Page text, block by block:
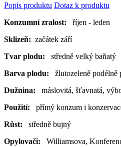
Popis produktu Dotaz k produktu
Konzumní zralost: říjen - leden
Sklizeň: začátek září
Tvar plodu: středně velký baňatý
Barva plodu: žlutozeleně podélně
Dužnina: máslovitá, šťavnatá,
Použití: přímý konzum i
Růst: středně bujný
Opylovači: Williamsova,